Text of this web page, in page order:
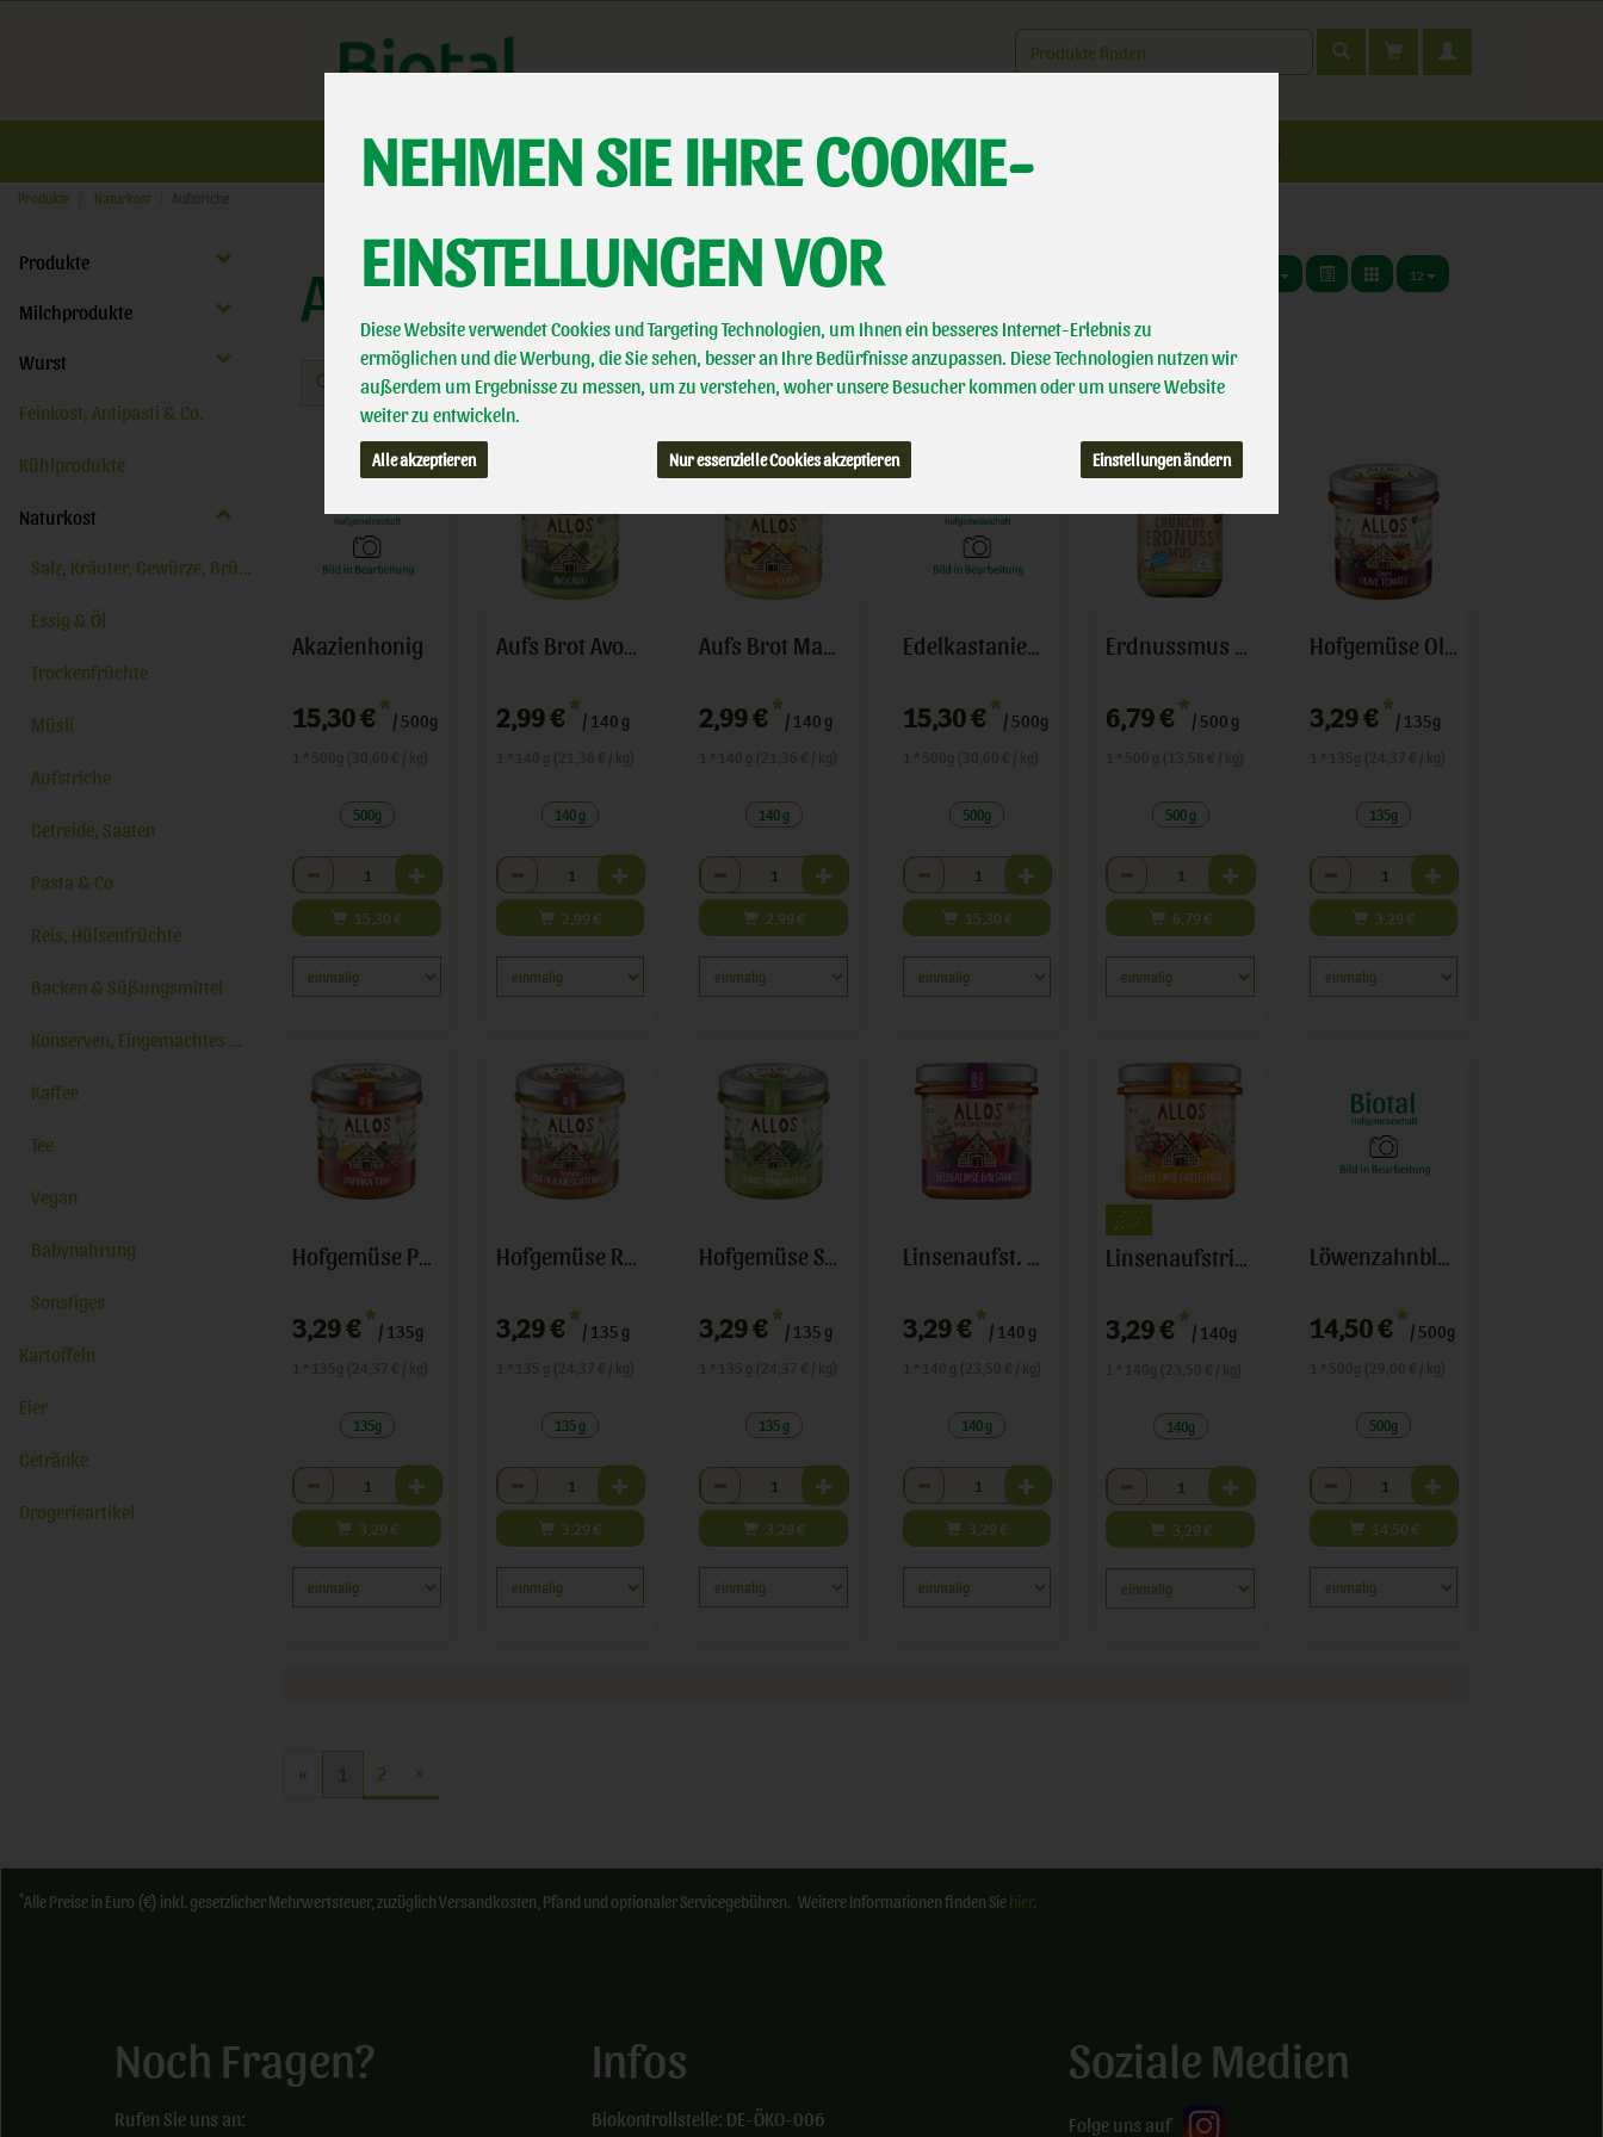
NEHMEN SIE IHRE COOKIE-
EINSTELLUNGEN VOR
Diese Website verwendet Cookies und Targeting Technologien, um Ihnen ein besseres Internet-Erlebnis zu
ermöglichen und die Werbung, die Sie sehen, besser an Ihre Bedürfnisse anzupassen. Diese Technologien nutzen wir
außerdem um Ergebnisse zu messen, um zu verstehen, woher unsere Besucher kommen oder um unsere Website
weiter zu entwickeln.
Alle akzeptieren Nur essenzielle Cookies akzeptieren Einstellungen ändern
Produkt
Über uns Landwirtschaft Direktvermarktung Biotal erleben
Produkte Naturkost
Produkte
Milchprodukte
Wurst
Feinkost, Antipasti & Co.
Kühlprodukte
Naturkost
Essig & Öl
Trockenfrüchte
Müsli
Aufstriche
Getreide, Saaten
Pasta & Co
Reis, Hülsenfrüchte
Backen & Süßungsmittel
Kaffee
Tee
Vegan
Babynahrung
Sonstiges
Kartoffeln
Eier
Getränke
Drogerieartikel
AUFSTRICHE 12
Hersteller Ernährung Allergene
Akazienhonig
15,30 € */ 500g
500g
Anzahl
15,30€
Aufs Brot Avocado
2,99 €*/ 140 g
140 g
Anzahl
2,99€
Aufs Brot Mango Curry
2,99 € */ 140 g
140 g
Anzahl
2,99 €
Edelkastanienhonig
15,30 €*/ 500g
500g
Anzahl
15,30 €
Erdnussmus Crunchy
6,79 € */ 500 g
500 g
Anzahl
6,79 €
Hofgemüse Olivers Olive Tomate
3,29 €*/ 135g
135g
Anzahl
3,29€
Hofgemüse Paprika Trio
3,29 € */ 135g
135g
Anzahl
3,29 €
Hofgemüse Rucola Kirschtomate
3,29 €*/ 135 g
135 g
Anzahl
3,29€
Hofgemüse Spinat Pinienkerne
3,29 € */ 135 g
135 g
Anzahl
3,29 €
Linsenaufst. Belugalinse Balsa
3,29 €*/ 140 g
140 g
Anzahl
3,29€
Linsenaufstrich Gelbe Linse
3,29 € */ 140g
140g
Anzahl
3,29 €
Löwenzahnblütenhonig
14,50 €*/ 500g
500g
Anzahl
14,50 €
1 2 »
*Alle Preise in Euro (€) inkl. gesetzlicher Mehrwertsteuer, zuzüglich Versandkosten, Pfand und optionaler Servicegebühren. Weitere Informationen finden Sie .
Noch Fragen?
Rufen Sie uns an:
Infos
Biokontrollstelle: DE-ÖKO-006
Soziale Medien
Folge uns auf